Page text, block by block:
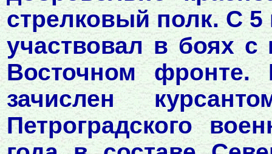
стрелковый полк. С 5
участвовал в боях с
Восточном
зачислен
Петроградского